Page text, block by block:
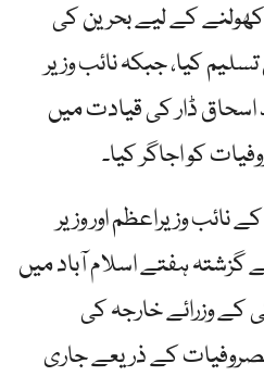
کھولنے کے لیے بحرین کی
کیا، جبکہ نائب وزیر
اسحاق ڈار کی قیادت میں
کو اجاگر کیا۔
نائب وزیراعظم اور وزیر
گزشتہ ہفتے اسلام آباد میں
کے وزرائے خارجہ کی
کے ذریعے جاری